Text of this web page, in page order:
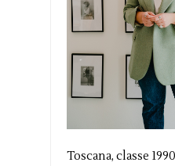
Toscana, classe